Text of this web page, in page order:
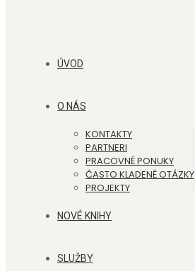
ÚVOD
O NÁS
KONTAKTY
PARTNERI
PRACOVNÉ PONUKY
ČASTO KLADENÉ OTÁZKY
PROJEKTY
NOVÉ KNIHY
SLUŽBY